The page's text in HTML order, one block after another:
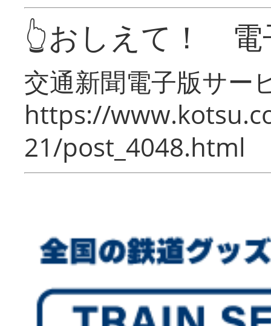
👆おしえて！ 電
交通新聞電子版サー
https://
21/post_4048.html